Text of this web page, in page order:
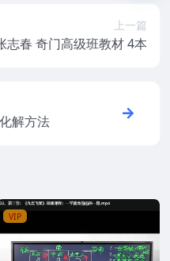
上一篇
志春 奇门高级班教材 4本
解方法
VIP